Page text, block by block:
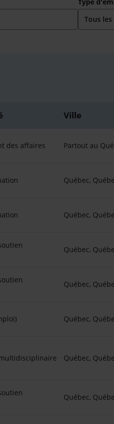
Ville
des affaires Partout au
Québec,
Québec,
Québec,
Québec,
Québec,
Québec,
Québec,